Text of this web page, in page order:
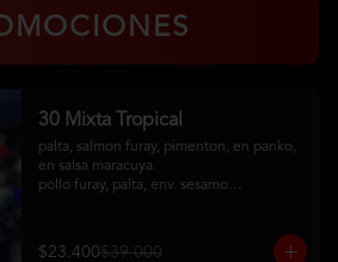
30 Mixta Tropical
palta, salmon furay, pimenton, en panko,
en salsa maracuya
pollo furay, palta, env. sesamo
salsa acevichada
$23.400$39.000